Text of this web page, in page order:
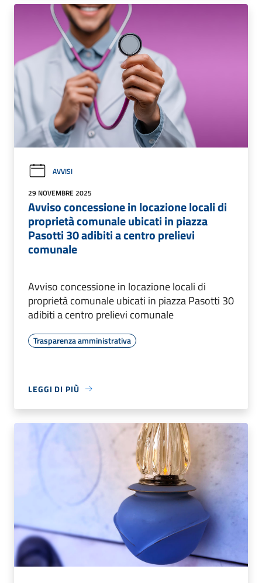
AVVISI
29 NOVEMBRE 2025
Avviso concessione in locazione locali di
proprietà comunale ubicati in piazza
Pasotti 30 adibiti a centro prelievi
comunale
Avviso concessione in locazione locali di
proprietà comunale ubicati in piazza Pasotti 30
adibiti a centro prelievi comunale
Trasparenza amministrativa
LEGGI DI PIÙ